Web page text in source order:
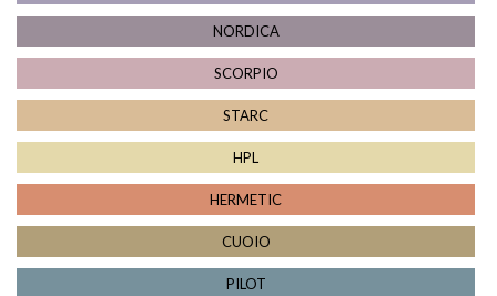
NORDICA
SCORPIO
STARC
HPL
HERMETIC
CUOIO
PILOT